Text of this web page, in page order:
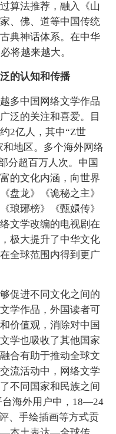
算法推荐，融入《山
、佛、道等中国传统
典神话体系。在中华
将越来越大。
的认知和传播
多中国网络文学作品
泛的关注和喜爱。目
2亿人，其中“Z世
地区。多个海外网络
分超百万人次。中国
的文化内涵，向世界
盘龙》《诡秘之主》
琅琊榜》《甄嬛传》
文学改编的电视剧在
极大提升了中华文化
全球范围内得到更广
促进不同文化之间的
学作品，外国读者可
价值观，消除对中国
学也吸收了其他国家
合有助于推动全球文
流活动中，网络文学
不同国家和民族之间
台海外用户中，18—24
、手绘插画等方式贡